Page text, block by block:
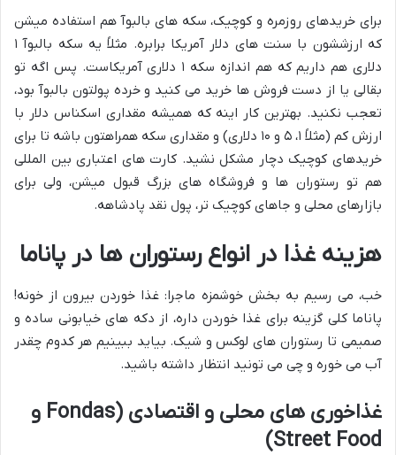
برای خریدهای روزمره و کوچیک، سکه های بالبوآ هم استفاده میشن
که ارزششون با سنت های دلار آمریکا برابره. مثلاً یه سکه بالبوآ ۱
دلاری هم داریم که هم اندازه سکه ۱ دلاری آمریکاست. پس اگه تو
بقالی یا از دست فروش ها خرید می کنید و خرده پولتون بالبوآ بود،
تعجب نکنید. بهترین کار اینه که همیشه مقداری اسکناس دلار با
ارزش کم (مثلاً ۱، ۵ و ۱۰ دلاری) و مقداری سکه همراهتون باشه تا برای
خریدهای کوچیک دچار مشکل نشید. کارت های اعتباری بین المللی
هم تو رستوران ها و فروشگاه های بزرگ قبول میشن، ولی برای
بازارهای محلی و جاهای کوچیک تر، پول نقد پادشاهه.
هزینه غذا در انواع رستوران ها در پاناما
خب، می رسیم به بخش خوشمزه ماجرا: غذا خوردن بیرون از خونه!
پاناما کلی گزینه برای غذا خوردن داره، از دکه های خیابونی ساده و
صمیمی تا رستوران های لوکس و شیک. بیاید ببینیم هر کدوم چقدر
آب می خوره و چی می تونید انتظار داشته باشید.
غذاخوری های محلی و اقتصادی (Fondas و
Street Food)